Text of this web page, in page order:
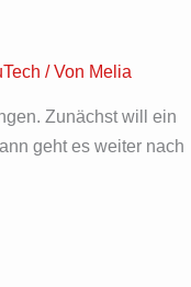
/ Von Melia
Zunächst will ein
geht es weiter nach